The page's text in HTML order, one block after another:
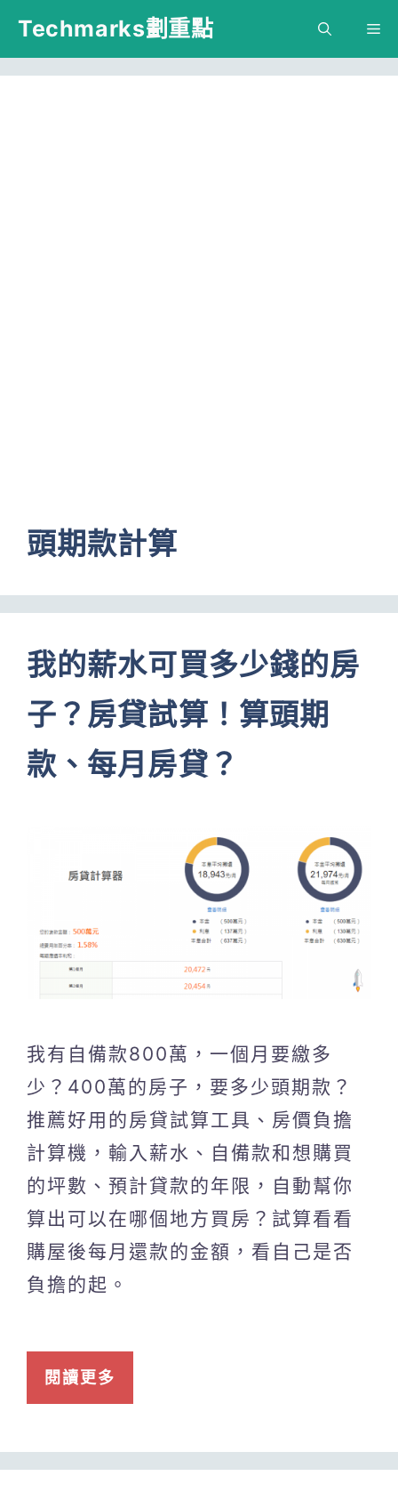
跳
主
Techmarks劃重點
頭期款計算
我的薪水可買多少錢的房
子？房貸試算！算頭期
款、每月房貸？
我有自備款800萬，一個月要繳多
少？400萬的房子，要多少頭期款？
推薦好用的房貸試算工具、房價負擔
計算機，輸入薪水、自備款和想購買
的坪數、預計貸款的年限，自動幫你
算出可以在哪個地方買房？試算看看
購屋後每月還款的金額，看自己是否
負擔的起。
閱讀更多